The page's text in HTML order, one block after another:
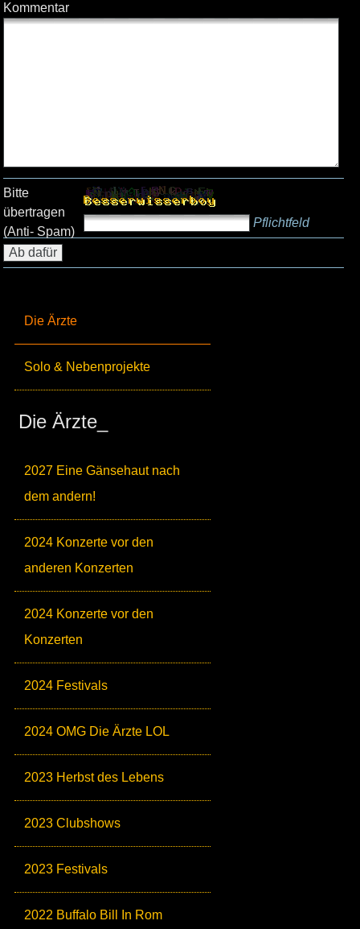
Die Ärzte
Solo & Nebenprojekte
Die Ärzte_
2027 Eine Gänsehaut nach
dem andern!
2024 Konzerte vor den
anderen Konzerten
2024 Konzerte vor den
Konzerten
2024 Festivals
2024 OMG Die Ärzte LOL
2023 Herbst des Lebens
2023 Clubshows
2023 Festivals
2022 Buffalo Bill In Rom
Kommentar
Bitte
übertragen
(Anti- Spam)
Pflichtfeld